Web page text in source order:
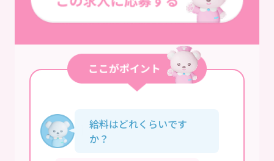
給料はどれくらいです
か？